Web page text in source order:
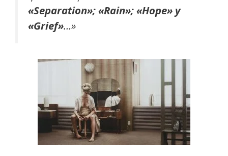
«Separation»; «Rain»; «Hope» y
«Grief»…»